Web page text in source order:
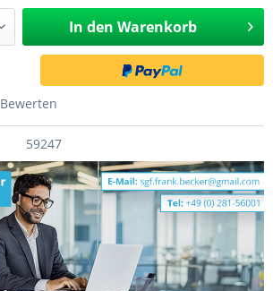
In den Warenkorb
Bewerten
59247